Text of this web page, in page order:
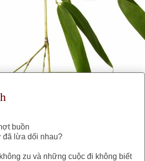
buồn
đã lừa dối nhau?
zu và những cuộc đi không biết